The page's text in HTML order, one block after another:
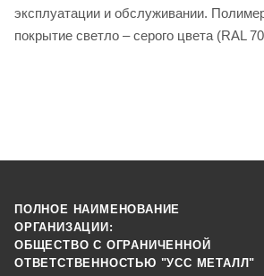
эксплуатации и обслуживании.
покрытие светло – серого цвета (RAL
ПОЛНОЕ НАИМЕНОВАНИЕ
ОРГАНИЗАЦИИ:
ОБЩЕСТВО С ОГРАНИЧЕННОЙ
ОТВЕТСТВЕННОСТЬЮ "УСС МЕТАЛЛ"